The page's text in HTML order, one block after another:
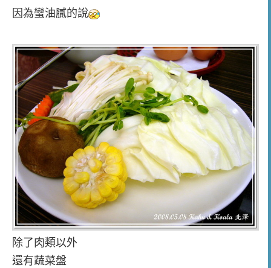
因為蠻油膩的說
除了肉類以外
還有蔬菜盤